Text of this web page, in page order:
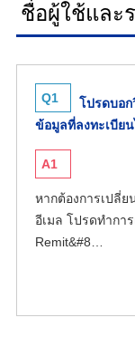
ชื่อผู้ใช้และ
Q1
โปรดบอก
ข้อมูลที่ลงทะเบียน
A1
หากต้องการเปลี่
อีเมล โปรดทำกา
Remit&#8…